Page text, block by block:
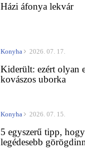
Házi áfonya lekvár
Konyha 2026. 07. 17.
Kiderült: ezért olyan
kovászos uborka
Konyha 2026. 07. 15.
5 egyszerű tipp,
legédesebb